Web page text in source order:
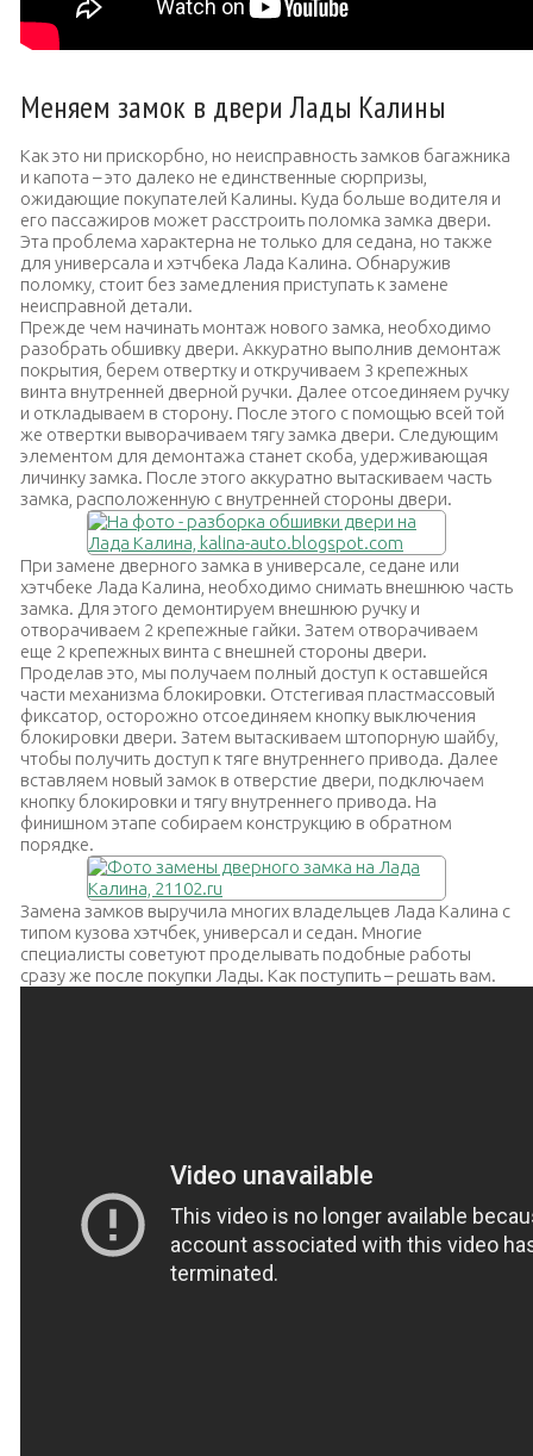
Меняем замок в двери Лады Калины
Как это ни прискорбно, но неисправность замков багажника
и капота – это далеко не единственные сюрпризы,
ожидающие покупателей Калины. Куда больше водителя и
его пассажиров может расстроить поломка замка двери.
Эта проблема характерна не только для седана, но также
для универсала и хэтчбека Лада Калина. Обнаружив
поломку, стоит без замедления приступать к замене
неисправной детали.
Прежде чем начинать монтаж нового замка, необходимо
разобрать обшивку двери. Аккуратно выполнив демонтаж
покрытия, берем отвертку и откручиваем 3 крепежных
винта внутренней дверной ручки. Далее отсоединяем ручку
и откладываем в сторону. После этого с помощью всей той
же отвертки выворачиваем тягу замка двери. Следующим
элементом для демонтажа станет скоба, удерживающая
личинку замка. После этого аккуратно вытаскиваем часть
замка, расположенную с внутренней стороны двери.
При замене дверного замка в универсале, седане или
хэтчбеке Лада Калина, необходимо снимать внешнюю часть
замка. Для этого демонтируем внешнюю ручку и
отворачиваем 2 крепежные гайки. Затем отворачиваем
еще 2 крепежных винта с внешней стороны двери.
Проделав это, мы получаем полный доступ к оставшейся
части механизма блокировки. Отстегивая пластмассовый
фиксатор, осторожно отсоединяем кнопку выключения
блокировки двери. Затем вытаскиваем штопорную шайбу,
чтобы получить доступ к тяге внутреннего привода. Далее
вставляем новый замок в отверстие двери, подключаем
кнопку блокировки и тягу внутреннего привода. На
финишном этапе собираем конструкцию в обратном
порядке.
Замена замков выручила многих владельцев Лада Калина с
типом кузова хэтчбек, универсал и седан. Многие
специалисты советуют проделывать подобные работы
сразу же после покупки Лады. Как поступить – решать вам.